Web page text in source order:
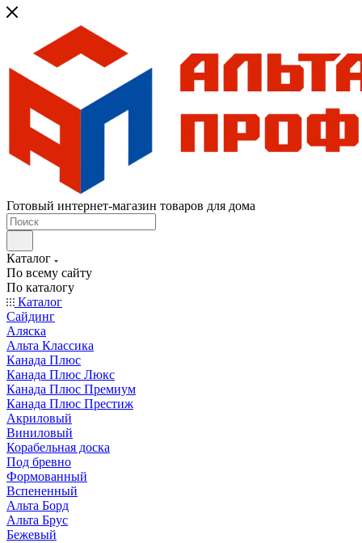
Готовый интернет-магазин товаров для дома
Каталог
По всему сайту
По каталогу
Каталог
Сайдинг
Аляска
Альта Классика
Канада Плюс
Канада Плюс Люкс
Канада Плюс Премиум
Канада Плюс Престиж
Акриловый
Виниловый
Корабельная доска
Под бревно
Формованный
Вспененный
Альта Борд
Альта Брус
Бежевый